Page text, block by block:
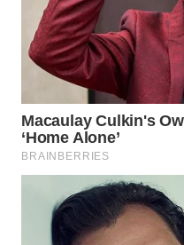
WAHANA
OTOMOTIF
WAHANA
HEALTH
WISATA